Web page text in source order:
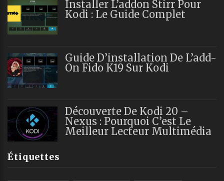
Installer L’addon Stirr Pour
Kodi : Le Guide Complet
Guide D’installation De L’add-
On Fido K19 Sur Kodi
Découverte De Kodi 20 –
Nexus : Pourquoi C’est Le
Meilleur Lecteur Multimédia
Étiquettes